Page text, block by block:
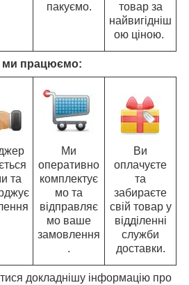
пакуємо.
товар за
найвигідніш
ою ціною.
ми працюємо:
та
Ми
оперативно
комплектує
мо та
відправляє
мо ваше
замовлення
.
Ви
оплачуєте
та
забираєте
свій товар у
відділенні
служби
доставки.
докладнішу інформацію про